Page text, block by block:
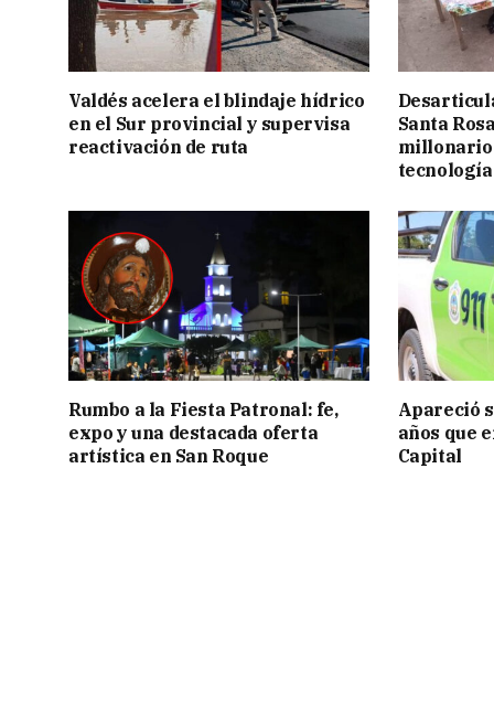
Valdés acelera el blindaje hídrico
en el Sur provincial y supervisa
reactivación de ruta
Santa
millonario
tecnología
Rumbo a la Fiesta Patronal: fe,
expo y una destacada oferta
artística en San Roque
Apareció
años que
Capital